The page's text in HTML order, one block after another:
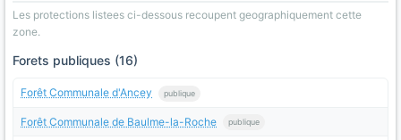
Les protections listees ci-dessous recoupent geographiquement cette
zone.
Forets publiques (16)
Forêt Communale d'Ancey publique
Forêt Communale de Baulme-la-Roche publique